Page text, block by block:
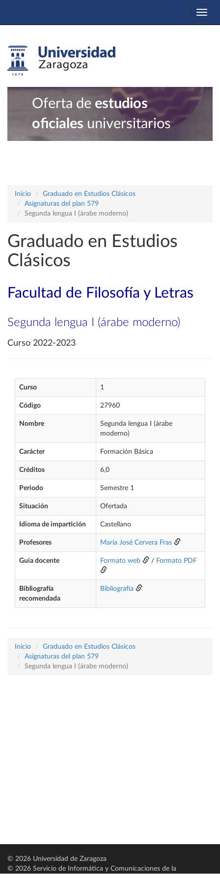
Oferta de estudios
oficiales universitarios
Inicio
Graduado en Estudios Clásicos
Asignaturas del plan 579
Segunda lengua I (árabe moderno)
Graduado en Estudios
Clásicos
Facultad de Filosofía y Letras
Segunda lengua I (árabe moderno)
Curso 2022-2023
Curso 1
Código 27960
Nombre
Segunda lengua I (árabe
moderno)
Carácter Formación Básica
Créditos 6,0
Periodo Semestre 1
Situación Ofertada
Idioma de impartición Castellano
Profesores María José Cervera Fras
Guía docente Formato web / Formato PDF
Bibliografía
recomendada
Bibliografía
Inicio
Graduado en Estudios Clásicos
Asignaturas del plan 579
Segunda lengua I (árabe moderno)
© 2026 Universidad de Zaragoza
© 2026 Servicio de Informática y Comunicaciones de la